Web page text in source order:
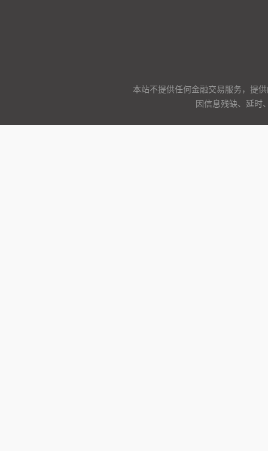
本站不提供任何金融交易服务，提
因信息残缺、延时